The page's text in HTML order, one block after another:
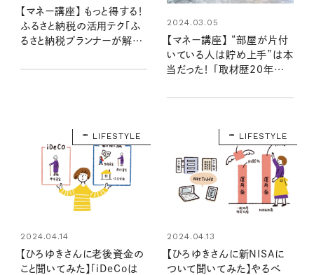
【マネー講座】 もっと得する！
ふるさと納税の活用テク「ふ
るさと納税プランナーが解説
2024.03.05
【マネー講座】 “部屋が片付
いている人は貯め上手”は本
当だった！ 「取材歴20年超
LIFESTYLE
2024.04.14
【ひろゆきさんに老後資金の
こと聞いてみた】「iDeCoは
LIFESTYLE
2024.04.13
【ひろゆきさんに新NISAに
ついて聞いてみた】やるべ